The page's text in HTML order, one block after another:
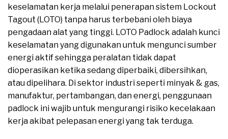
keselamatan kerja melalui penerapan sistem Lockout
Tagout (LOTO) tanpa harus terbebani oleh biaya
pengadaan alat yang tinggi. LOTO Padlock adalah kunci
keselamatan yang digunakan untuk mengunci sumber
energi aktif sehingga peralatan tidak dapat
dioperasikan ketika sedang diperbaiki, dibersihkan,
atau dipelihara. Di sektor industri seperti minyak & gas,
manufaktur, pertambangan, dan energi, penggunaan
padlock ini wajib untuk mengurangi risiko kecelakaan
kerja akibat pelepasan energi yang tak terduga.